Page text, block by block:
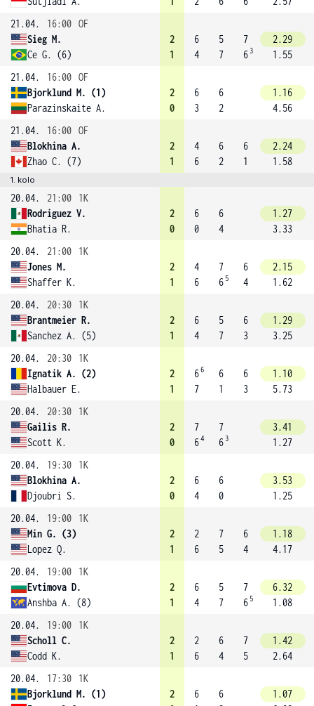
21.04.
16:00 OF
Sieg M.
Ce G. (6)
2
1
6
4
5
7
7
6 3
2.29
1.55
21.04.
16:00 OF
Bjorklund M. (1)
Parazinskaite A.
2
0
6
3
6
2
1.16
4.56
21.04.
16:00 OF
Blokhina A.
Zhao C. (7)
2
1
4
6
6
2
6
1
2.24
1.58
1. kolo
20.04. 21:00
1K
Rodriguez V.
Bhatia R.
2
0
6
0
6
4
1.27
3.33
20.04.
21:00
1K
Jones M.
Shaffer K.
2
1
4
6
7
6 5
6
4
2.15
1.62
20.04.
20:30
1K
Brantmeier R.
Sanchez A. (5)
2
1
6
4
5
7
6
3
1.29
3.25
20.04.
20:30
1K
Ignatik A. (2)
Halbauer E.
2
1
66
7
6
1
6
3
1.10
5.73
20.04.
20:30
1K
Gailis R.
Scott K.
2
0
7
64
7
6 3
3.41
1.27
20.04.
19:30
1K
Blokhina A.
Djoubri S.
2
0
6
4
6
0
3.53
1.25
20.04.
19:00
1K
Min G. (3)
Lopez Q.
2
1
2
6
7
5
6
4
1.18
4.17
20.04.
19:00
1K
Evtimova D.
Anshba A. (8)
2
1
6
4
5
7
7
6 5
6.32
1.08
20.04.
19:00
1K
Scholl C.
Codd K.
2
1
2
6
6
4
7
5
1.42
2.64
20.04.
17:30
1K
Bjorklund M. (1)
2
6
6
1.07